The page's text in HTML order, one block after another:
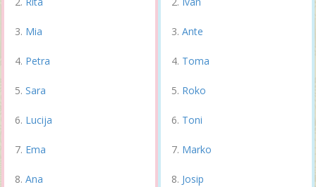
Mia
Petra
Sara
Lucija
Ema
Ana
Ante
Toma
Roko
Toni
Marko
Josip